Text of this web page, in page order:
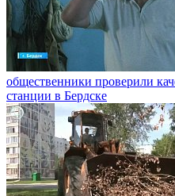
общественники проверили
станции в Бердске